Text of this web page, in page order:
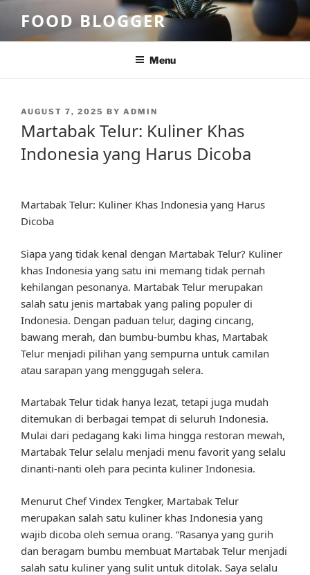
content
FOOD BLOGGER
Menu
POSTED
AUGUST 7, 2025 BY ADMIN
Martabak Telur: Kuliner Khas
Indonesia yang Harus Dicoba
Martabak Telur: Kuliner Khas Indonesia yang Harus
Dicoba
Siapa yang tidak kenal dengan Martabak Telur? Kuliner
khas Indonesia yang satu ini memang tidak pernah
kehilangan pesonanya. Martabak Telur merupakan
salah satu jenis martabak yang paling populer di
Indonesia. Dengan paduan telur, daging cincang,
bawang merah, dan bumbu-bumbu khas, Martabak
Telur menjadi pilihan yang sempurna untuk camilan
atau sarapan yang menggugah selera.
Martabak Telur tidak hanya lezat, tetapi juga mudah
ditemukan di berbagai tempat di seluruh Indonesia.
Mulai dari pedagang kaki lima hingga restoran mewah,
Martabak Telur selalu menjadi menu favorit yang selalu
dinanti-nanti oleh para pecinta kuliner Indonesia.
Menurut Chef Vindex Tengker, Martabak Telur
merupakan salah satu kuliner khas Indonesia yang
wajib dicoba oleh semua orang. “Rasanya yang gurih
dan beragam bumbu membuat Martabak Telur menjadi
salah satu kuliner yang sulit untuk ditolak. Saya selalu